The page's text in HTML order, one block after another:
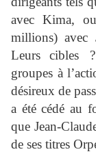
avec Kima,
millions) avec
Leurs cibles
groupes à
désireux de
a été cédé au
que Jean-
de ses titres